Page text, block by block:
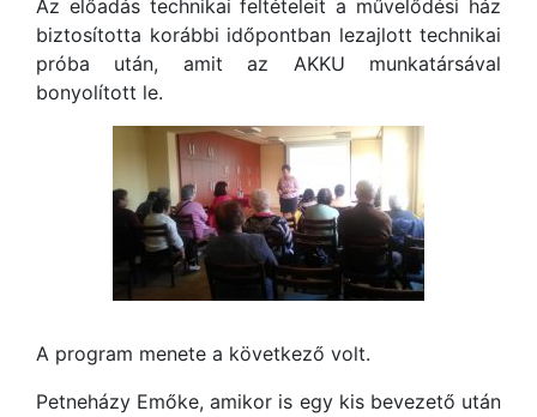
Az előadás technikai feltételeit a művelődési ház
biztosította korábbi időpontban lezajlott technikai
próba után, amit az AKKU munkatársával
bonyolított le.
A program menete a következő volt.
Petneházy Emőke, amikor is egy kis bevezető után